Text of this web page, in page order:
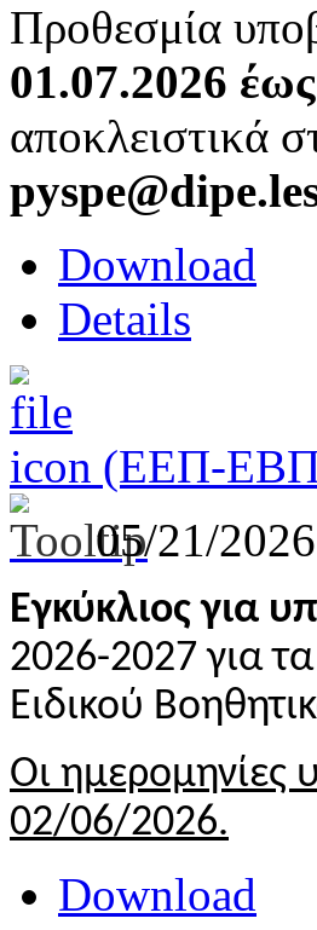
Προθεσμία
01.07.2026
αποκλειστικά
Download
Details
(ΕΕΠ-
05/21/2026
Εγκύκλιος για
2026-2027 για
Ειδικού
Οι ημερομηνίες
02/06/2026.
Download